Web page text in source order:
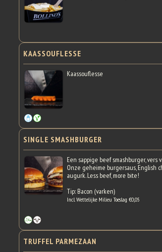
KAASSOUFLESSE
Kaassouflesse
SINGLE SMASHBURGER
Een sappige beef smashburger, vers
Onze geheime burgersaus, English
augurk. Less beef, more bite!
Tip: Bacon (varken)
Incl. Wettelijke Milieu Toeslag €0,05
TRUFFEL PARMEZAAN